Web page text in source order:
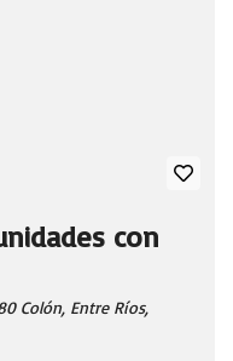
con
Colón, Entre Ríos,